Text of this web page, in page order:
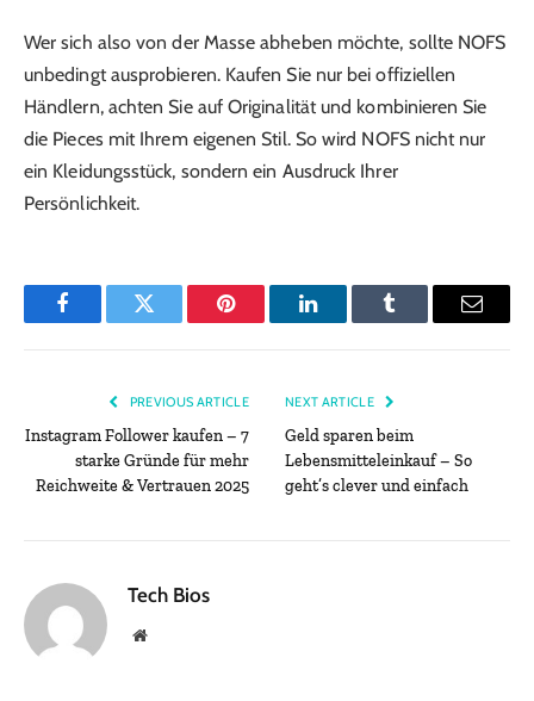
Wer sich also von der Masse abheben möchte, sollte NOFS
unbedingt ausprobieren. Kaufen Sie nur bei offiziellen
Händlern, achten Sie auf Originalität und kombinieren Sie
die Pieces mit Ihrem eigenen Stil. So wird NOFS nicht nur
ein Kleidungsstück, sondern ein Ausdruck Ihrer
Persönlichkeit.
FacebookTwitter Pinterest LinkedInTumblr Email
PREVIOUS ARTICLE
Instagram Follower kaufen – 7
starke Gründe für mehr
Reichweite & Vertrauen 2025
NEXT ARTICLE
Geld sparen beim
Lebensmitteleinkauf – So
geht’s clever und einfach
Tech Bios
Website